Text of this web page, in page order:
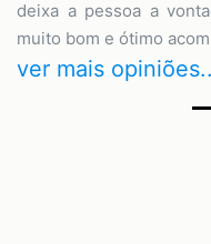
deixa a pessoa a
muito bom e ótimo
ver mais